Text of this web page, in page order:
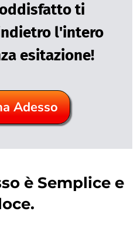
ti
l'intero
esitazione!
Adesso
è Semplice e